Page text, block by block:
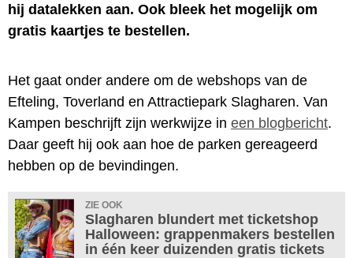
hij datalekken aan. Ook bleek het mogelijk om
gratis kaartjes te bestellen.
Het gaat onder andere om de webshops van de
Efteling, Toverland en Attractiepark Slagharen. Van
Kampen beschrijft zijn werkwijze in een blogbericht.
Daar geeft hij ook aan hoe de parken gereageerd
hebben op de bevindingen.
ZIE OOK
Slagharen blundert met ticketshop
Halloween: grappenmakers bestellen
in één keer duizenden gratis tickets